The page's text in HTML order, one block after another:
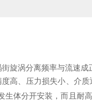
旋涡分离频率与流速成
高、压力损失小、介
体分开安装，而且耐